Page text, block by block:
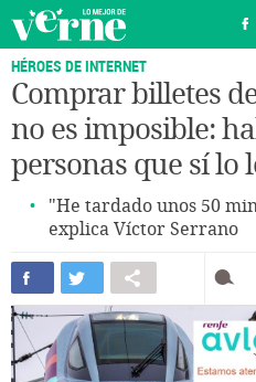
HÉROES DE INTERNET
Comprar billetes
no es imposible:
personas que sí lo
"He tardado unos 50
explica Víctor Serrano